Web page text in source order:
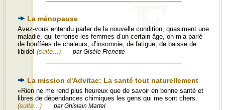
La ménopause
Avez-vous entendu parler de la nouvelle condition, quasiment une
maladie, qui terrorise les femmes d’un certain âge, on m’a parlé
de bouffées de chaleurs, d’insomnie, de fatigue, de baisse de
libido! (suite...) par Gisèle Frenette
La mission d'Advitae: La santé tout naturellement
«Rien ne me rend plus heureux que de savoir en bonne santé et
libres de dépendances chimiques les gens qui me sont chers.
(suite...)
par Ghislain Martel